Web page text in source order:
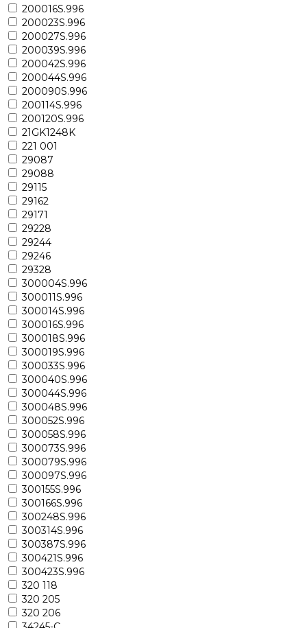
200016S.996
200023S.996
200027S.996
200039S.996
200042S.996
200044S.996
200090S.996
200114S.996
200120S.996
21GK1248K
221 001
29087
29088
29115
29162
29171
29228
29244
29246
29328
300004S.996
300011S.996
300014S.996
300016S.996
300018S.996
300019S.996
300033S.996
300040S.996
300044S.996
300048S.996
300052S.996
300058S.996
300073S.996
300079S.996
300097S.996
300155S.996
300166S.996
300248S.996
300314S.996
300387S.996
300421S.996
300423S.996
320 118
320 205
320 206